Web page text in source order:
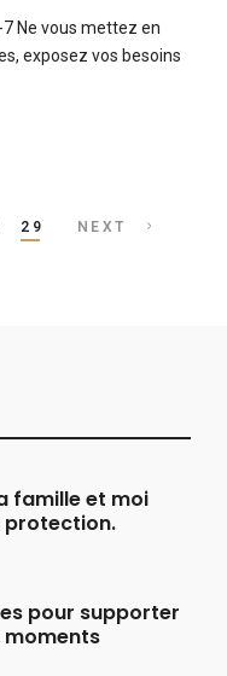
Ne vous mettez en
exposez vos besoins
29 NEXT
famille et moi
protection.
pour supporter